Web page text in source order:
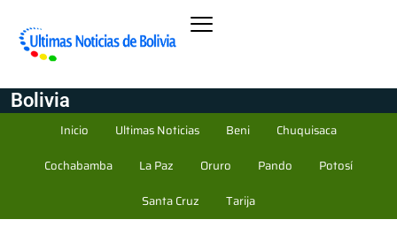
Bolivia
Inicio Ultimas Noticias Beni
Chuquisaca
Cochabamba
La Paz Oruro Pando
Potosí
Santa Cruz
Tarija